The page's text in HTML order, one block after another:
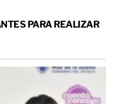
PARA REALIZAR